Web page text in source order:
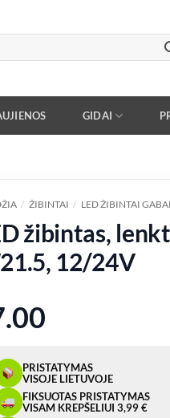
GIDAI
/ ŽIBINTAI / LED ŽIBINTAI
žibintas,
12/24V
PRISTATYMAS
VISOJE LIETUVOJE
FIKSUOTAS PRISTATYMAS
VISAM KREPŠELIUI 3,99 €